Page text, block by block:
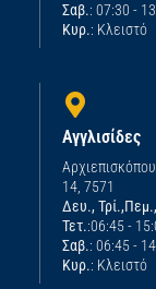
Σαβ.: 07:30 -
Κυρ.: Κλειστό
Αγγλισίδες
Αρχιεπισκόπου
14, 7571
Δευ.,
Τετ.:06:45 -
Σαβ.: 06:45 -
Κυρ.: Κλειστό